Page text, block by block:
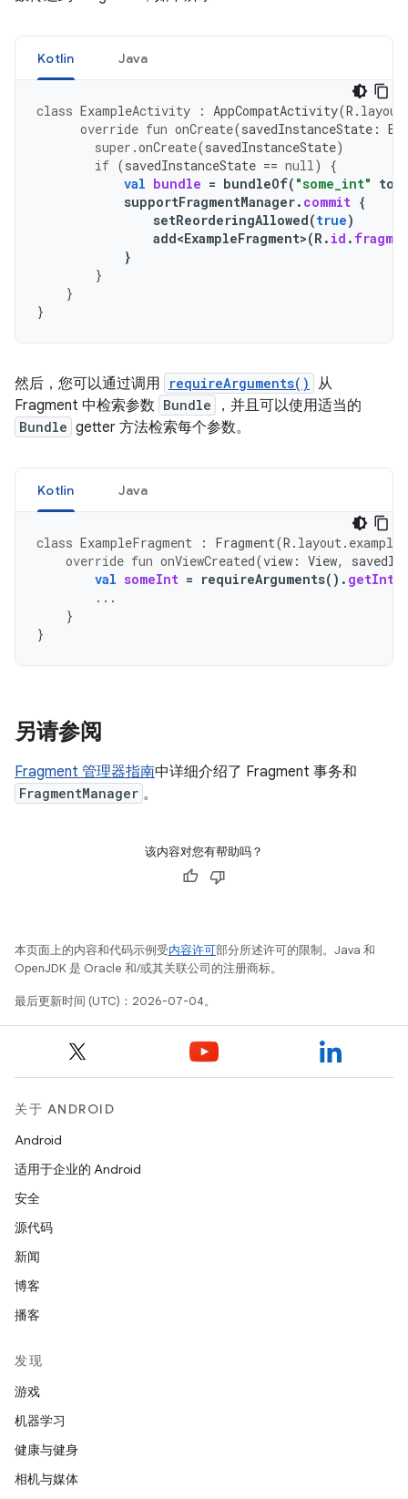
Kotlin Java
class ExampleActivity : AppCompatActivity(R . layout
override fun onCreate(savedInstanceState :
super .onCreate(savedInstanceState)
if (savedInstanceState == null)
{
val bundle = bundleOf( "some_int" to
supportFragmentManager. commit {
setReorderingAllowed(true)
add<ExampleFragment>(R. id .
}
}
}
}
然后，您可以通过调用 requireArguments() 从
Fragment 中检索参数 Bundle ，并且可以使用适当的
Bundle getter 方法检索每个参数。
Kotlin Java
class ExampleFragment : Fragment(R . layout.
override fun onViewCreated(view : View,
val someInt = requireArguments(). getInt
...
}
}
另请参阅
Fragment 管理器指南中详细介绍了 Fragment 事务和
FragmentManager 。
该内容对您有帮助吗？
本页面上的内容和代码示例受内容许可部分所述许可的限制。Java 和
OpenJDK 是 Oracle 和/或其关联公司的注册商标。
最后更新时间 (UTC)：2026-07-04。
关于 ANDROID
Android
适用于企业的 Android
安全
源代码
新闻
博客
播客
发现
游戏
机器学习
健康与健身
相机与媒体